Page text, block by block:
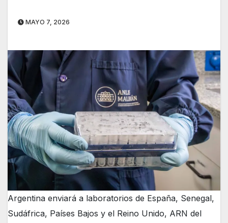
MAYO 7, 2026
Argentina enviará a laboratorios de España, Senegal,
Sudáfrica, Países Bajos y el Reino Unido, ARN del